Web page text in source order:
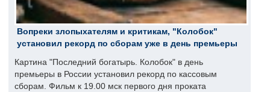
Вопреки злопыхателям и критикам, "Колобок"
установил рекорд по сборам уже в день премьеры
Картина "Последний богатырь. Колобок" в день
премьеры в России установил рекорд по кассовым
сборам. Фильм к 19.00 мск первого дня проката